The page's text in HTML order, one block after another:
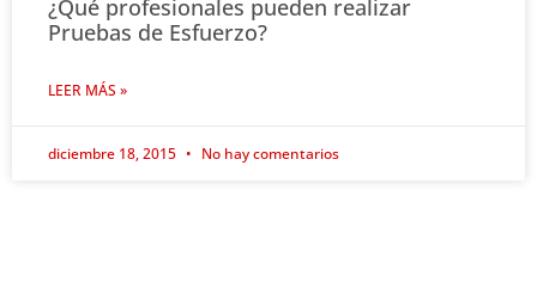
¿Qué profesionales pueden realizar
Pruebas de Esfuerzo?
LEER MÁS »
diciembre 18, 2015 No hay comentarios